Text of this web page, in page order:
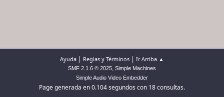
Ayuda | Reglas y Términos | Ir Arriba ▲
SMF 2.1.6 © 2025, Simple Machines
Simple Audio Video Embedder
Page generada en 0.104 segundos con 18 consultas.